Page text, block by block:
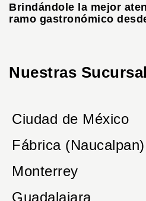
Brindándole la mejor
ramo gastronómico
Nuestras
Ciudad de México
Fábrica (Naucalpan)
Monterrey
Guadalajara